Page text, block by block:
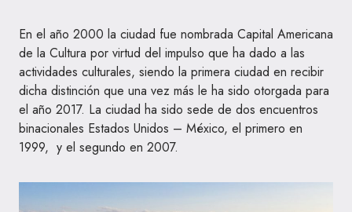
En el año 2000 la ciudad fue nombrada Capital Americana
de la Cultura por virtud del impulso que ha dado a las
actividades culturales, siendo la primera ciudad en recibir
dicha distinción que una vez más le ha sido otorgada para
el año 2017. La ciudad ha sido sede de dos encuentros
binacionales Estados Unidos – México, el primero en
1999, ​ y el segundo en 2007. ​